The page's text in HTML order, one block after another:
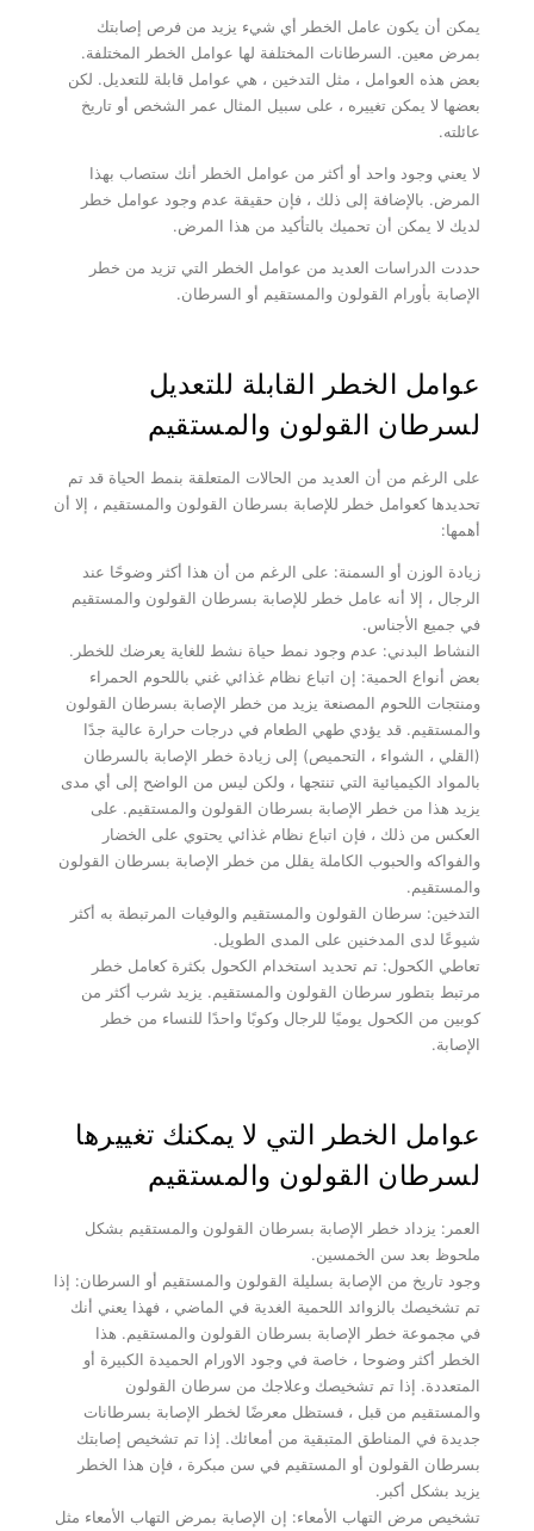
رأي ثاني
مقاطع فيديو تعليمية
يمكن أن يكون عامل الخطر أي شيء يزيد من فرص إصابتك
بمرض معين. السرطانات المختلفة لها عوامل الخطر المختلفة.
بعض هذه العوامل ، مثل التدخين ، هي عوامل قابلة للتعديل. لكن
بعضها لا يمكن تغييره ، على سبيل المثال عمر الشخص أو تاريخ
عائلته.
لا يعني وجود واحد أو أكثر من عوامل الخطر أنك ستصاب بهذا
المرض. بالإضافة إلى ذلك ، فإن حقيقة عدم وجود عوامل خطر
لديك لا يمكن أن تحميك بالتأكيد من هذا المرض.
حددت الدراسات العديد من عوامل الخطر التي تزيد من خطر
الإصابة بأورام القولون والمستقيم أو السرطان.
عوامل الخطر القابلة للتعديل
لسرطان القولون والمستقيم
على الرغم من أن العديد من الحالات المتعلقة بنمط الحياة قد تم
تحديدها كعوامل خطر للإصابة بسرطان القولون والمستقيم ، إلا أن
أهمها:
زيادة الوزن أو السمنة: على الرغم من أن هذا أكثر وضوحًا عند
الرجال ، إلا أنه عامل خطر للإصابة بسرطان القولون والمستقيم
في جميع الأجناس.
النشاط البدني: عدم وجود نمط حياة نشط للغاية يعرضك للخطر.
بعض أنواع الحمية: إن اتباع نظام غذائي غني باللحوم الحمراء
ومنتجات اللحوم المصنعة يزيد من خطر الإصابة بسرطان القولون
والمستقيم. قد يؤدي طهي الطعام في درجات حرارة عالية جدًا
(القلي ، الشواء ، التحميص) إلى زيادة خطر الإصابة بالسرطان
بالمواد الكيميائية التي تنتجها ، ولكن ليس من الواضح إلى أي مدى
يزيد هذا من خطر الإصابة بسرطان القولون والمستقيم. على
العكس من ذلك ، فإن اتباع نظام غذائي يحتوي على الخضار
والفواكه والحبوب الكاملة يقلل من خطر الإصابة بسرطان القولون
والمستقيم.
التدخين: سرطان القولون والمستقيم والوفيات المرتبطة به أكثر
شيوعًا لدى المدخنين على المدى الطويل.
تعاطي الكحول: تم تحديد استخدام الكحول بكثرة كعامل خطر
مرتبط بتطور سرطان القولون والمستقيم. يزيد شرب أكثر من
كوبين من الكحول يوميًا للرجال وكوبًا واحدًا للنساء من خطر
الإصابة.
عوامل الخطر التي لا يمكنك تغييرها
لسرطان القولون والمستقيم
العمر: يزداد خطر الإصابة بسرطان القولون والمستقيم بشكل
ملحوظ بعد سن الخمسين.
وجود تاريخ من الإصابة بسليلة القولون والمستقيم أو السرطان: إذا
تم تشخيصك بالزوائد اللحمية الغدية في الماضي ، فهذا يعني أنك
في مجموعة خطر الإصابة بسرطان القولون والمستقيم. هذا
الخطر أكثر وضوحا ، خاصة في وجود الاورام الحميدة الكبيرة أو
المتعددة. إذا تم تشخيصك وعلاجك من سرطان القولون
والمستقيم من قبل ، فستظل معرضًا لخطر الإصابة بسرطانات
جديدة في المناطق المتبقية من أمعائك. إذا تم تشخيص إصابتك
بسرطان القولون أو المستقيم في سن مبكرة ، فإن هذا الخطر
يزيد بشكل أكبر.
تشخيص مرض التهاب الأمعاء: إن الإصابة بمرض التهاب الأمعاء مثل